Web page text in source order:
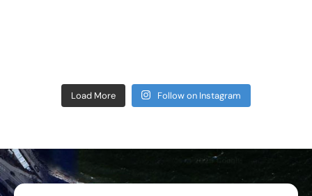
Load More Follow on Instagram